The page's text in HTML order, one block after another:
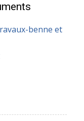
benne et